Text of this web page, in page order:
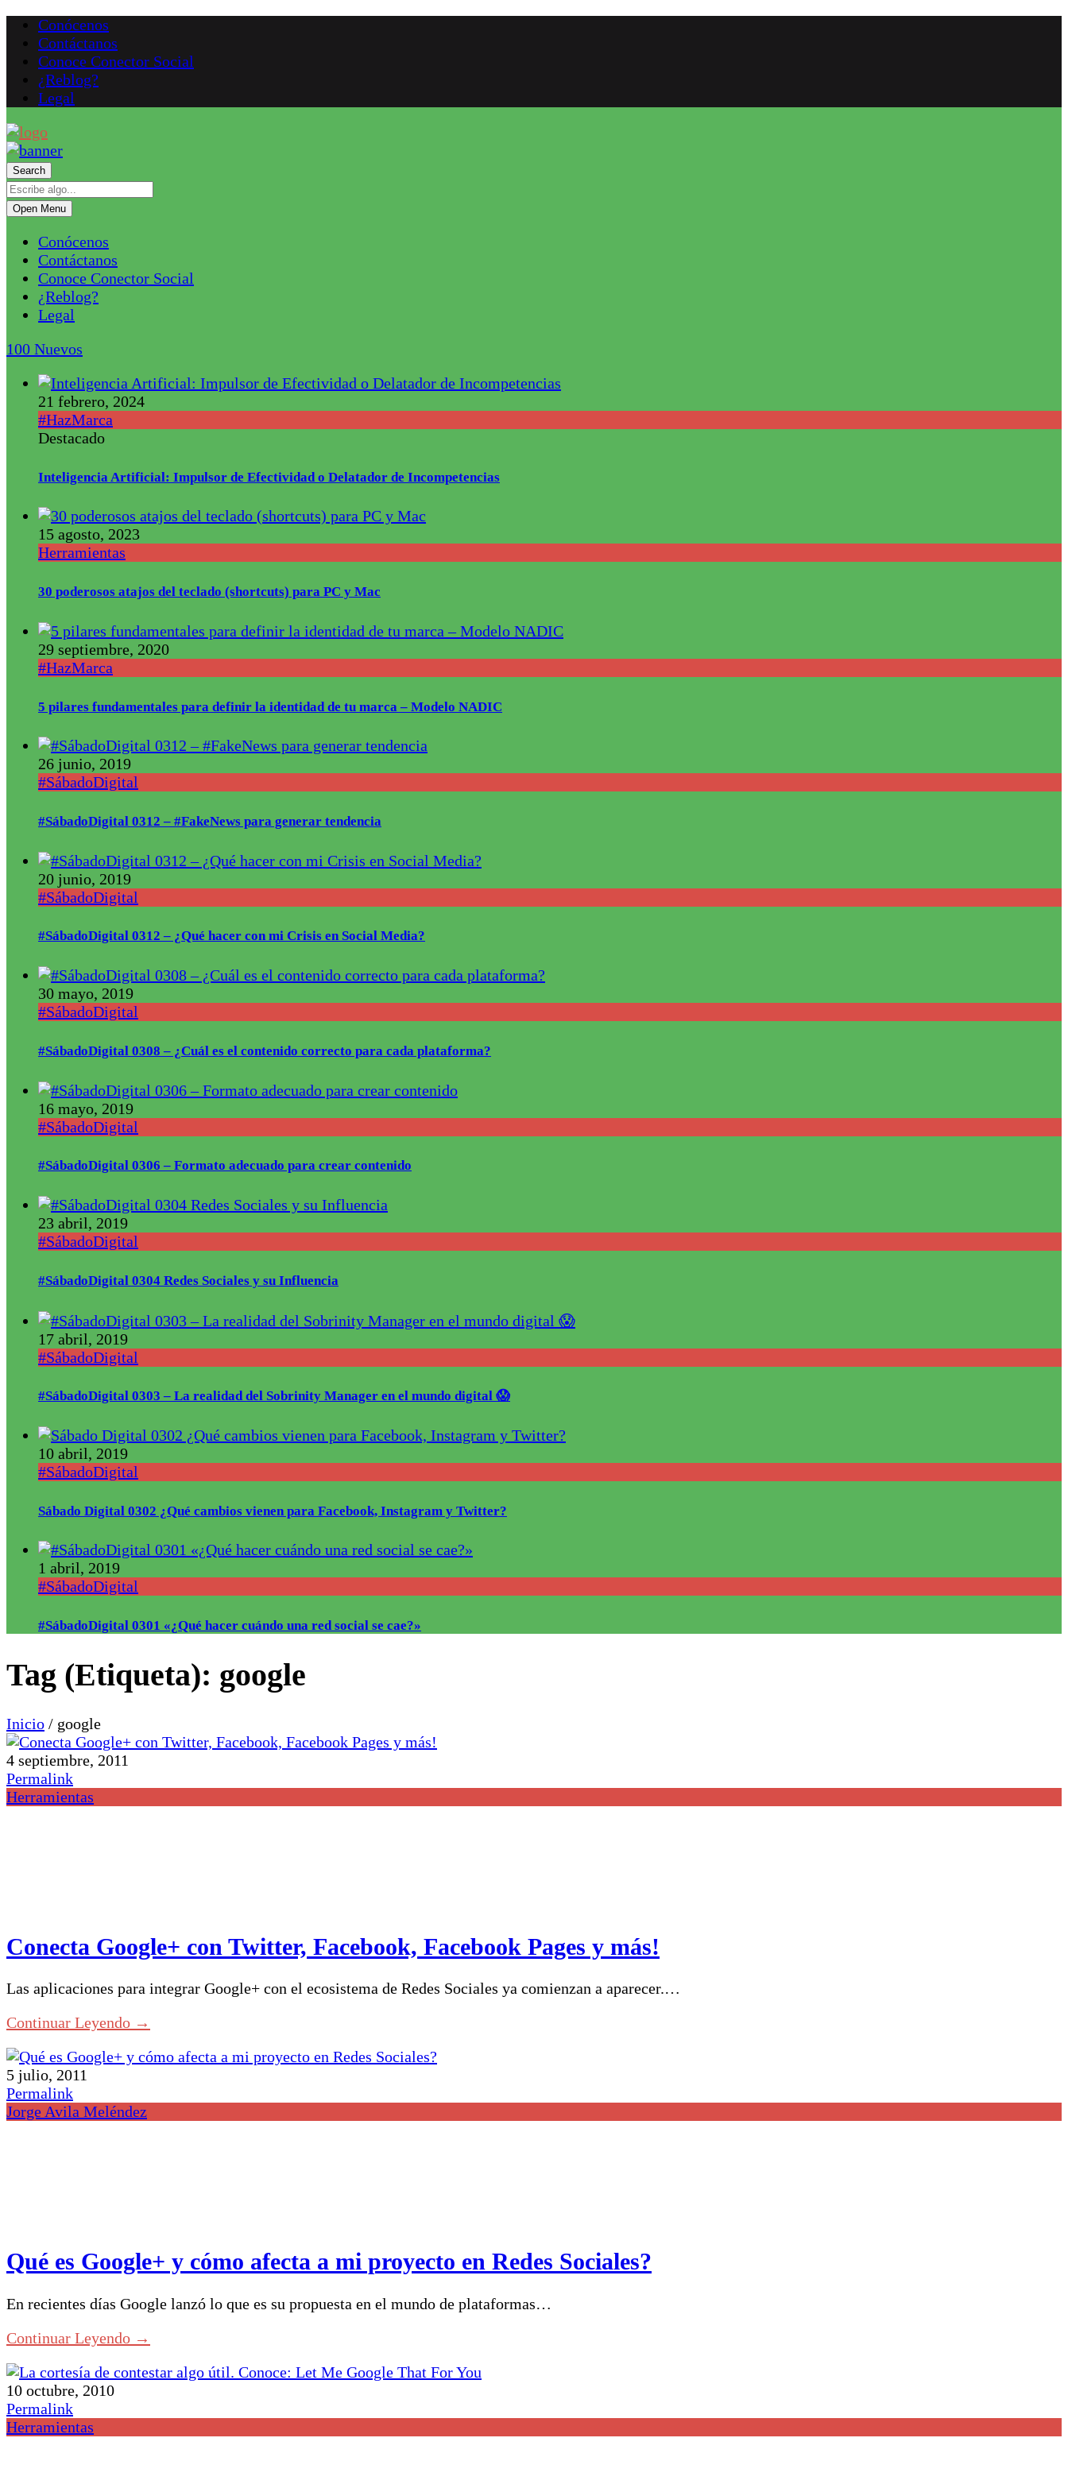
Conócenos
Contáctanos
Conoce Conector Social
¿Reblog?
Legal
Search
Open Menu
Conócenos
Contáctanos
Conoce Conector Social
¿Reblog?
Legal
100 Nuevos
21 febrero, 2024
#HazMarca
Destacado
Inteligencia Artificial: Impulsor de Efectividad o Delatador de Incompetencias
15 agosto, 2023
Herramientas
30 poderosos atajos del teclado (shortcuts) para PC y Mac
29 septiembre, 2020
#HazMarca
5 pilares fundamentales para definir la identidad de tu marca – Modelo NADIC
26 junio, 2019
#SábadoDigital
#SábadoDigital 0312 – #FakeNews para generar tendencia
20 junio, 2019
#SábadoDigital
#SábadoDigital 0312 – ¿Qué hacer con mi Crisis en Social Media?
30 mayo, 2019
#SábadoDigital
#SábadoDigital 0308 – ¿Cuál es el contenido correcto para cada plataforma?
16 mayo, 2019
#SábadoDigital
#SábadoDigital 0306 – Formato adecuado para crear contenido
23 abril, 2019
#SábadoDigital
#SábadoDigital 0304 Redes Sociales y su Influencia
17 abril, 2019
#SábadoDigital
#SábadoDigital 0303 – La realidad del Sobrinity Manager en el mundo digital 😱
10 abril, 2019
#SábadoDigital
Sábado Digital 0302 ¿Qué cambios vienen para Facebook, Instagram y Twitter?
1 abril, 2019
#SábadoDigital
#SábadoDigital 0301 «¿Qué hacer cuándo una red social se cae?»
Tag (Etiqueta): google
Inicio / google
4 septiembre, 2011
Permalink
Herramientas
Conecta Google+ con Twitter, Facebook, Facebook Pages y más!
Las aplicaciones para integrar Google+ con el ecosistema de Redes Sociales ya comienzan a aparecer.…
Continuar Leyendo →
5 julio, 2011
Permalink
Jorge Avila Meléndez
Qué es Google+ y cómo afecta a mi proyecto en Redes Sociales?
En recientes días Google lanzó lo que es su propuesta en el mundo de plataformas…
Continuar Leyendo →
10 octubre, 2010
Permalink
Herramientas